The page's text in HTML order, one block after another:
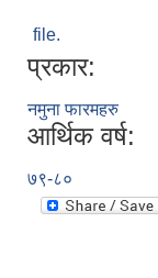
file.
प्रकार:
नमुना फारमहरु
आर्थिक वर्ष:
७९-८०